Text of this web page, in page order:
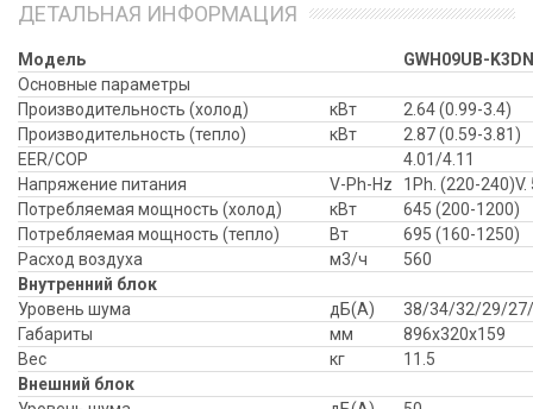
ДЕТАЛЬНАЯ ИНФОРМАЦИЯ
Модель
GWH09UB-
Основные параметры
Производительность (холод)
кВт
2.64 (0.99-3.4)
Производительность (тепло)
кВт
2.87 (0.59-3.81)
EER/COP
4.01/4.11
Напряжение питания
V-Ph-Hz
1Ph. (220-240)V.
Потребляемая мощность (холод)
кВт
645 (200-1200)
Потребляемая мощность (тепло)
Вт
695 (160-1250)
Расход воздуха
м3/ч
560
Внутренний блок
Уровень шума
дБ(А)
38/34/32/29/
Габариты
мм
896x320x159
Вес
кг
11.5
Внешний блок